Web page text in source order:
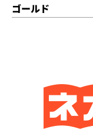
ゴールド